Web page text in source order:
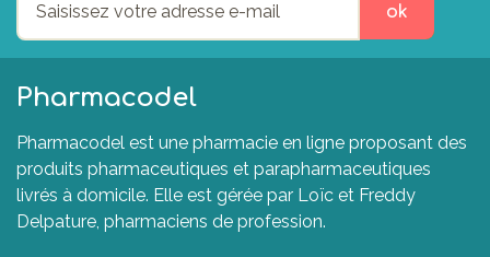
ok
Pharmacodel
Pharmacodel est une pharmacie en ligne proposant des
produits pharmaceutiques et parapharmaceutiques
livrés à domicile. Elle est gérée par Loïc et Freddy
Delpature, pharmaciens de profession.